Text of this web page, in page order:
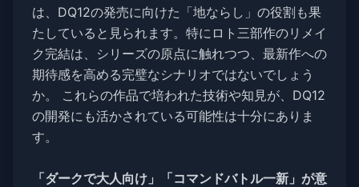
は、DQ12の発売に向けた「地ならし」の役割も果
たしていると見られます。特にロト三部作のリメイ
ク完結は、シリーズの原点に触れつつ、最新作への
期待感を高める完璧なシナリオではないでしょう
か。 これらの作品で培われた技術や知見が、DQ12
の開発にも活かされている可能性は十分にありま
す。
「ダークで大人向け」「コマンドバトル一新」が意